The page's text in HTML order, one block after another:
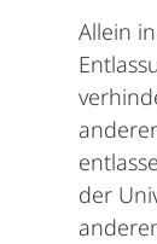
Allein
der